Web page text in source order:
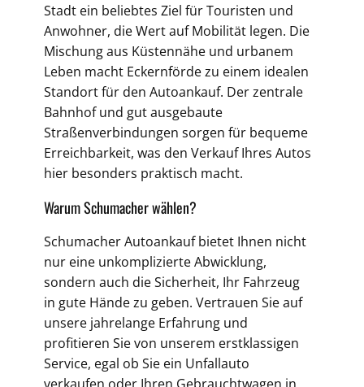
Stadt ein beliebtes Ziel für Touristen und
Anwohner, die Wert auf Mobilität legen. Die
Mischung aus Küstennähe und urbanem
Leben macht Eckernförde zu einem idealen
Standort für den Autoankauf. Der zentrale
Bahnhof und gut ausgebaute
Straßenverbindungen sorgen für bequeme
Erreichbarkeit, was den Verkauf Ihres Autos
hier besonders praktisch macht.
Warum Schumacher wählen?
Schumacher Autoankauf bietet Ihnen nicht
nur eine unkomplizierte Abwicklung,
sondern auch die Sicherheit, Ihr Fahrzeug
in gute Hände zu geben. Vertrauen Sie auf
unsere jahrelange Erfahrung und
profitieren Sie von unserem erstklassigen
Service, egal ob Sie ein Unfallauto